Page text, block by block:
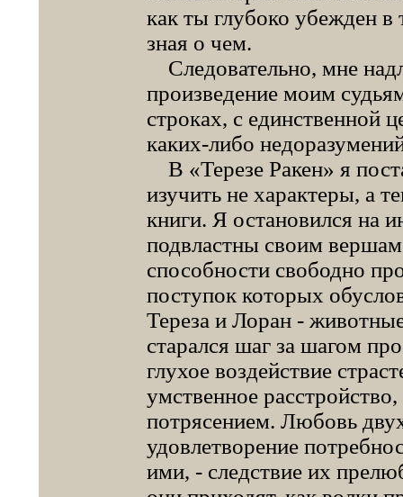
как ты глубоко убежден в
зная о чем.
Следовательно, мне
произведение моим
строках, с единственной
каких-либо
В «Терезе Ракен» я
изучить не характеры, а
книги. Я остановился на
подвластны своим
способности свободно
поступок которых
Тереза и Лоран -
старался шаг за шагом
глухое воздействие
умственное
потрясением. Любовь
удовлетворение
ими, - следствие их